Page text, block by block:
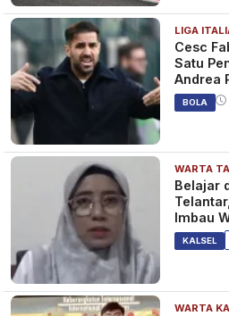
LIGA
Cesc
Satu
Andrea
BOLA
WARTA
Belajar
Imbau
Umrah
KALSEL
WARTA